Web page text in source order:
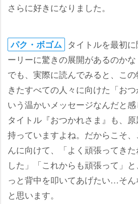
さらに好きになりました。
パク・ボゴム タイトルを最初
ーリーに驚きの展開があるのかな
でも、実際に読んでみると、こ
きたすべての人々に向けた「お
いう温かいメッセージなんだと
タイトル『おつかれさま』も、
持っていますよね。だからこそ
んに向けて、「よく頑張ってき
した」「これからも頑張って」
っと背中を叩いてあげたい…そ
と思います。